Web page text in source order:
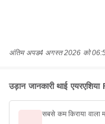
अंतिम अपड4 अगस्त 2026 को
उड़ान जानकारी थाई
सबसे कम किराया वाला